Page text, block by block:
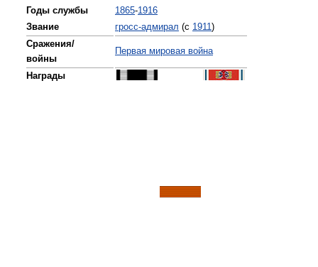
Годы службы
1865-1916
Звание
гросс-адмирал (c 1911)
Сражения/
войны
Первая мировая война
Награды